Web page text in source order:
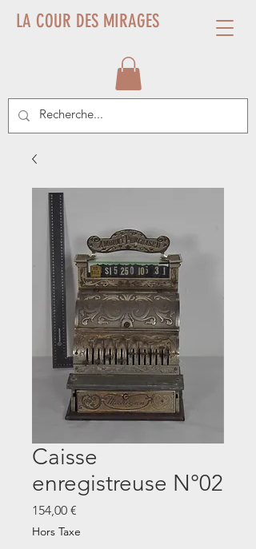
LA COUR DES MIRAGES
Caisse
enregistreuse N°02
154,00 €
Hors Taxe